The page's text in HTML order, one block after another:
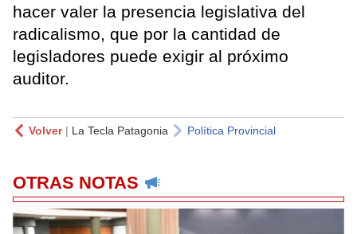
hacer valer la presencia legislativa del
radicalismo, que por la cantidad de
legisladores puede exigir al próximo
auditor.
Volver| La Tecla Patagonia Política Provincial
OTRAS NOTAS